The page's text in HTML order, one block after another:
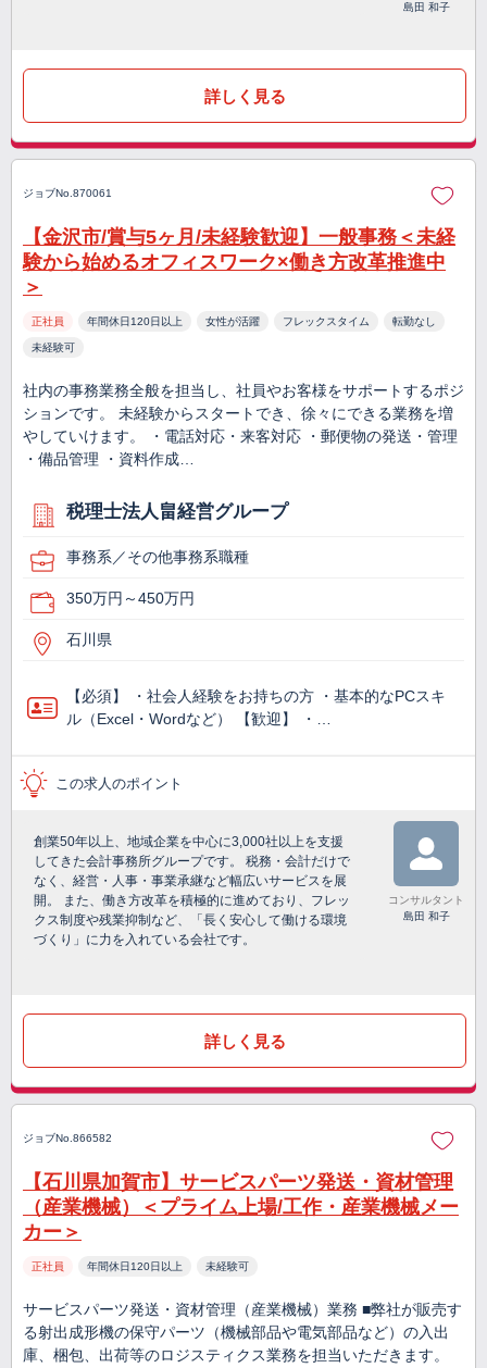
島田 和子
詳しく見る
ジョブNo.870061
【金沢市/賞与5ヶ月/未経験歓迎】一般事務＜未経
験から始めるオフィスワーク×働き方改革推進中
＞
正社員 年間休日120日以上 女性が活躍 フレックスタイム 転勤なし
未経験可
社内の事務業務全般を担当し、社員やお客様をサポートするポジ
ションです。 未経験からスタートでき、徐々にできる業務を増
やしていけます。 ・電話対応・来客対応 ・郵便物の発送・管理
・備品管理 ・資料作成…
税理士法人畠経営グループ
事務系／その他事務系職種
350万円～450万円
石川県
【必須】 ・社会人経験をお持ちの方 ・基本的なPCスキ
ル（Excel・Wordなど） 【歓迎】 ・…
この求人のポイント
創業50年以上、地域企業を中心に3,000社以上を支援
してきた会計事務所グループです。 税務・会計だけで
なく、経営・人事・事業承継など幅広いサービスを展
開。 また、働き方改革を積極的に進めており、フレッ
クス制度や残業抑制など、「長く安心して働ける環境
づくり」に力を入れている会社です。
コンサルタント
島田 和子
詳しく見る
ジョブNo.866582
【石川県加賀市】サービスパーツ発送・資材管理
（産業機械）＜プライム上場/工作・産業機械メー
カー＞
正社員 年間休日120日以上 未経験可
サービスパーツ発送・資材管理（産業機械）業務 ■弊社が販売す
る射出成形機の保守パーツ（機械部品や電気部品など）の入出
庫、梱包、出荷等のロジスティクス業務を担当いただきます。